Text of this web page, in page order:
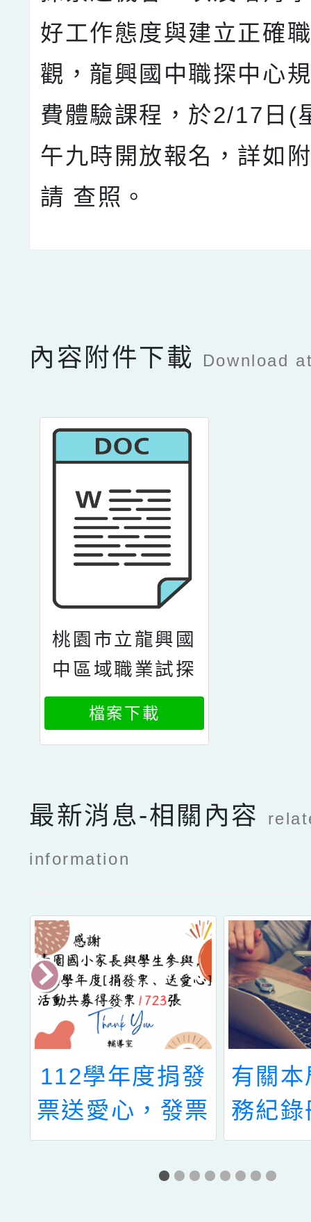
好工作態度與建立正確
觀，龍興國中職探中心
費體驗課程，於2/17日(
午九時開放報名，詳如
請 查照。
內容附件下載 Download
桃園市立龍興國
中區域職業試探
與體驗示範中心
檔案下載
最新消息-相關內容
information
112學年度捐發
票送愛心，發票
募集結果公告
有關
務紀
服務
方式